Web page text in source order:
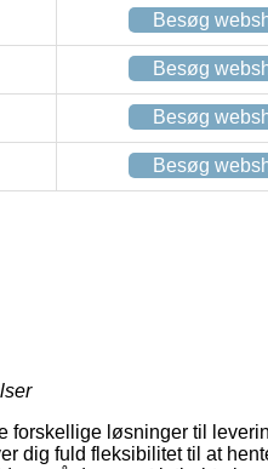
Besøg
Besøg
Besøg
Besøg
løsninger til
dig fuld fleksibilitet til at